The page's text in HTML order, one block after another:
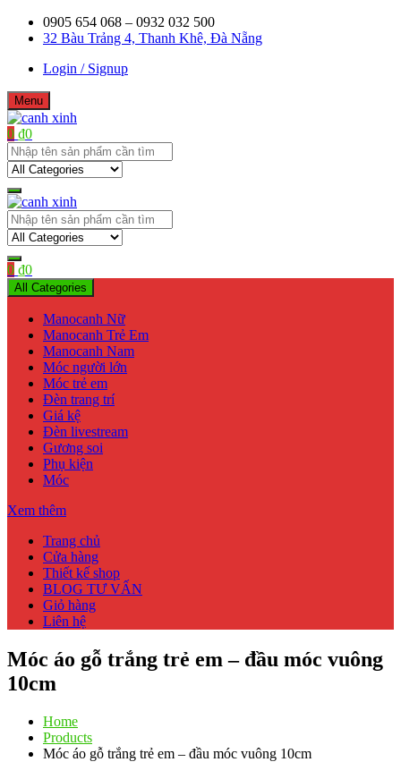
Skip
0905 654 068 – 0932 032 500
32 Bàu Trảng 4, Thanh Khê, Đà Nẵng
Login / Signup
Menu
canh xinh
Shop bán manơcanh, phụ kiện mở shop
0 ₫0
canh xinh
Shop bán manơcanh, phụ kiện mở shop
0 ₫0
All Categories
Manocanh Nữ
Manocanh Trẻ Em
Manocanh Nam
Móc người lớn
Móc trẻ em
Đèn trang trí
Giá kệ
Đèn livestream
Gương soi
Phụ kiện
Móc
Xem thêm
Trang chủ
Cửa hàng
Thiết kế shop
BLOG TƯ VẤN
Giỏ hàng
Liên hệ
Móc áo gỗ trắng trẻ em – đầu móc vuông
10cm
Home
Products
Móc áo gỗ trắng trẻ em – đầu móc vuông 10cm